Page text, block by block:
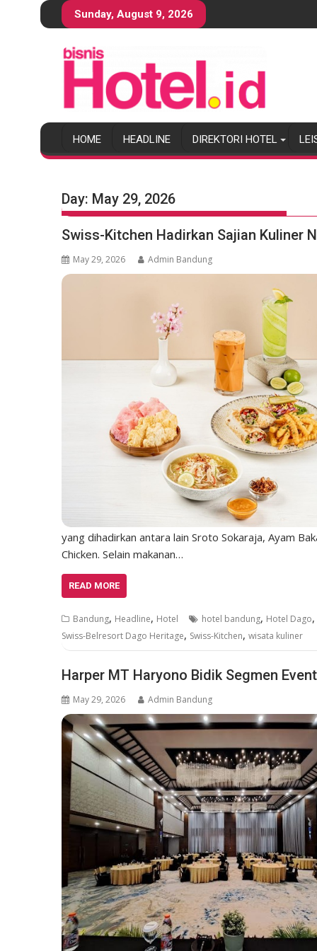
S
k
o
t
Sunday, August 9, 2026
HOME HEADLINE DIREKTORI HOTEL
Day: May 29, 2026
Swiss-Kitchen Hadirkan Sajian Kuliner
May 29, 2026 Admin Bandung
yang dihadirkan antara lain Sroto Sokaraja, Ayam
Chicken. Selain makanan…
READ MORE
Bandung, Headline, Hotel hotel bandung, Hotel Dago,
Swiss-Belresort Dago Heritage, Swiss-Kitchen, wisata kuliner
Harper MT Haryono Bidik Segmen Event
May 29, 2026 Admin Bandung